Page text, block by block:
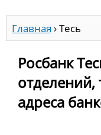
Главная ›Тесь
Росбанк
адреса